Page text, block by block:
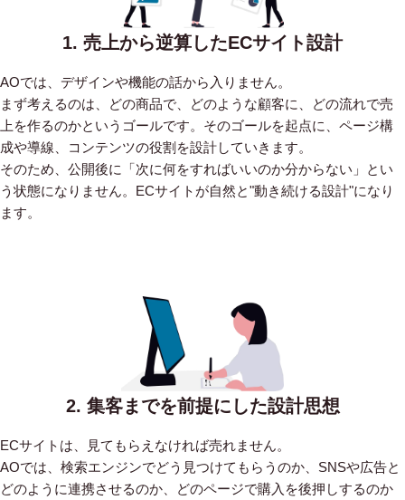
1. 売上から逆算したECサイト設計
AOでは、デザインや機能の話から入りません。
まず考えるのは、どの商品で、どのような顧客に、どの流れで売
上を作るのかというゴールです。そのゴールを起点に、ページ構
成や導線、コンテンツの役割を設計していきます。
そのため、公開後に「次に何をすればいいのか分からない」とい
う状態になりません。ECサイトが自然と"動き続ける設計"になり
ます。
2. 集客までを前提にした設計思想
ECサイトは、見てもらえなければ売れません。
AOでは、検索エンジンでどう見つけてもらうのか、SNSや広告と
どのように連携させるのか、どのページで購入を後押しするのか